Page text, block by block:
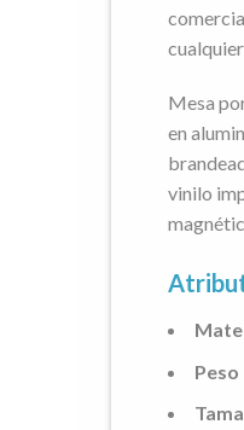
Mesa
en
vinilo